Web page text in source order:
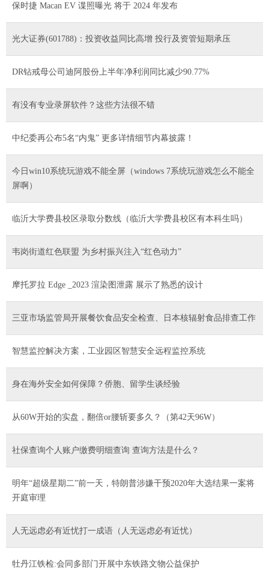
保时捷 Macan EV 谍照曝光 将于 2024 年发布
光大证券(601788)：投资收益同比高增 投行及资管短期承压
DR钻戒母公司迪阿股份上半年净利润同比减少90.77%
有没有专业录屏软件？这些方法很不错
中纪委再公布5名“内鬼” 更多详情细节内幕披露！
今日win10系统玩游戏不能全屏（windows 7系统玩游戏怎么不能全
屏啊）
临沂大学费县校区录取分数线（临沂大学费县校区有本科生吗）
韦岗街道红色联盟 为乡村振兴注入“红色动力”
摩托罗拉 Edge _2023 渲染图泄露 展示了熟悉的设计
三亚市场监管局开展餐饮食品安全检查、日本核辐射食品排查工作
智慧监控解决方案，工业园区智慧安全远程监控系统
身在海外安全如何保障？侨胞、留学生谈经验
从60W开始的实盘，翻倍or腰斩要多久？（第42天96W）
社保查询个人账户缴费明细查询 查询方法是什么？
明年“超级星期二”前一天，特朗普涉嫌干预2020年大选结果一案将
开庭审理
人无远虑必有近忧打一成语（人无远虑必有近忧）
牡丹江铁检:会同多部门开展中东铁路文物公益保护